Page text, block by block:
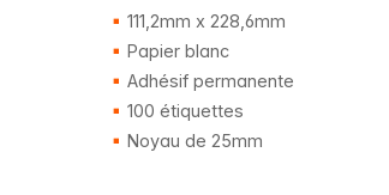
111,2mm x 228,6mm
Papier blanc
Adhésif permanente
100 étiquettes
Noyau de 25mm